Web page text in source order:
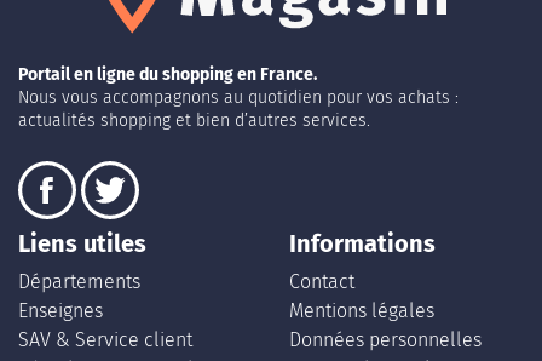
Portail en ligne du shopping en France.
Nous vous accompagnons au quotidien pour vos achats :
actualités shopping et bien d’autres services.
Liens utiles
Départements
Enseignes
SAV & Service client
Informations
Contact
Mentions légales
Données personnelles